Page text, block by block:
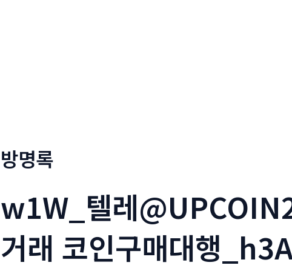
방명록
w1W_텔레
거래 코인구매대행